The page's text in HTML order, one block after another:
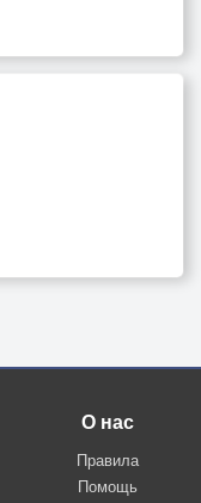
О нас
Правила
Помощь